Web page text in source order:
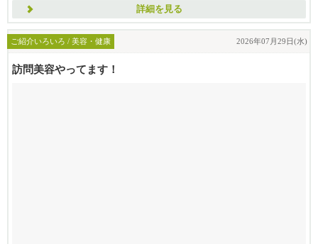
詳細を見る
ご紹介いろいろ / 美容・健康 2026年07月29日(水)
訪問美容やってます！